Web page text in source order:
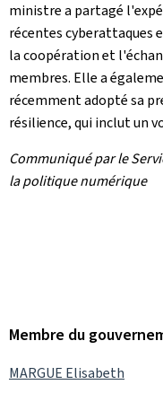
ministre a partagé
récentes cyberattaques
la coopération et
membres. Elle a
récemment adopté sa
résilience, qui inclut un
Communiqué par le
la politique numérique
Membre du
MARGUE Elisabeth